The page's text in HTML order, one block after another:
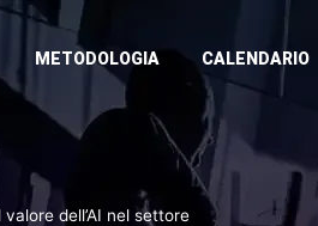
METODOLOGIA CALENDARIO
dell’AI nel settore